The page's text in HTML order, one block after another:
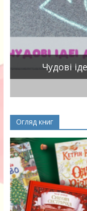
Чудові
Огляд книг